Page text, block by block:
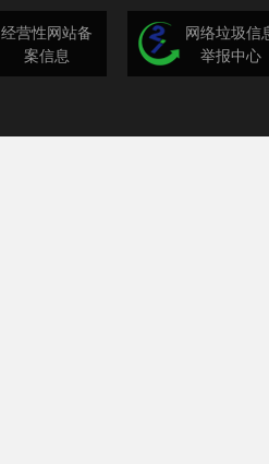
经营性网站备
案信息
网络垃圾信
举报中心